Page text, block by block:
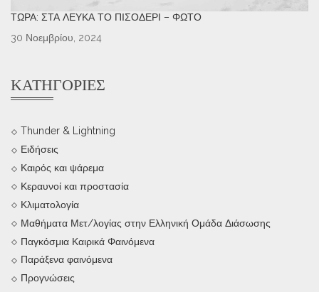
ΤΏΡΑ: ΣΤΑ ΛΕΥΚΆ ΤΟ ΠΙΣΟΔΈΡΙ – ΦΩΤΌ
30 Νοεμβρίου, 2024
ΚΑΤΗΓΟΡΊΕΣ
Thunder & Lightning
Ειδήσεις
Καιρός και ψάρεμα
Κεραυνοί και προστασία
Κλιματολογία
Μαθήματα Μετ/λογίας στην Ελληνική Ομάδα Διάσωσης
Παγκόσμια Καιρικά Φαινόμενα
Παράξενα φαινόμενα
Προγνώσεις